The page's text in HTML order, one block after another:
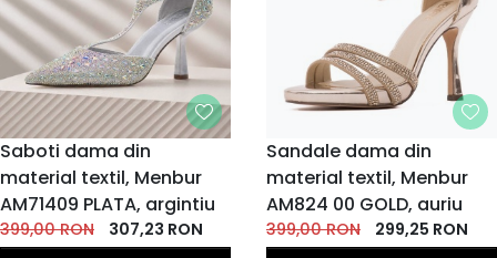
MARIME
35
EU
36
EU
37
EU
38
EU
39
40
EU
Saboti dama din
material textil, Menbur
AM71409 PLATA, argintiu
399,00RON 307,23 RON
MARIME
35
EU
36
EU
37
EU
38
EU
39
40
EU
Sandale dama din
material textil, Menbur
AM824 00 GOLD, auriu
399,00RON 299,25 RON